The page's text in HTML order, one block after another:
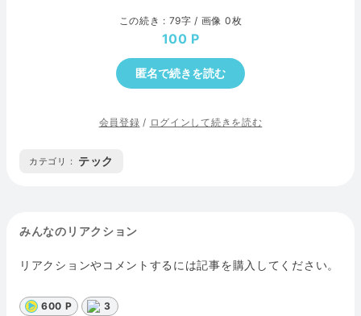
この続き : 79字 / 画像 0枚
100
匿名で続きを読む
会員登録 / ログインして続きを読む
カテゴリ : テック
みんなのリアクション
リアクションやコメントするには記事を購入してください。
600 P 3